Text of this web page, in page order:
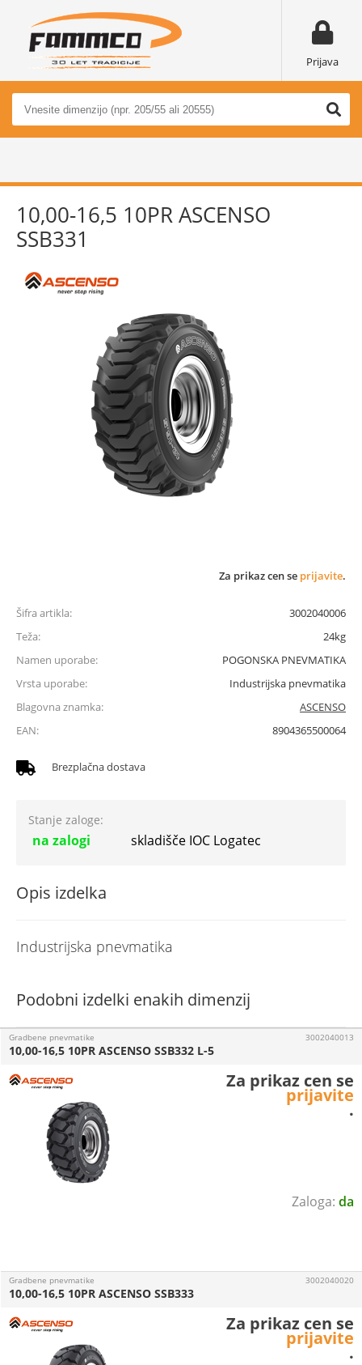
Prijava
10,00-16,5 10PR ASCENSO
SSB331
Za prikaz cen se prijavite.
Šifra artikla:
3002040006
Teža:
24kg
Namen uporabe:
POGONSKA PNEVMATIKA
Vrsta uporabe:
Industrijska pnevmatika
Blagovna znamka:
ASCENSO
EAN:
8904365500064
Brezplačna dostava
Stanje zaloge:
na zalogi skladišče IOC Logatec
Opis izdelka
Industrijska pnevmatika
Podobni izdelki enakih dimenzij
da
Gradbene pnevmatike
10,00-16,5 10PR ASCENSO SSB332 L-5
3002040013
Za prikaz cen se
prijavite
.
Gradbene pnevmatike
10,00-16,5 10PR ASCENSO SSB333
3002040020
Za prikaz cen se
prijavite
.